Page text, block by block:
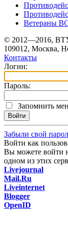
Ветераны
© 2012—2016,
109012, Москва,
Контакты
Логин:
Пароль:
Запомнить
Забыли свой
Войти как
Вы можете войти
одном из этих
Livejournal
Mail.Ru
Liveinternet
Blogger
OpenID